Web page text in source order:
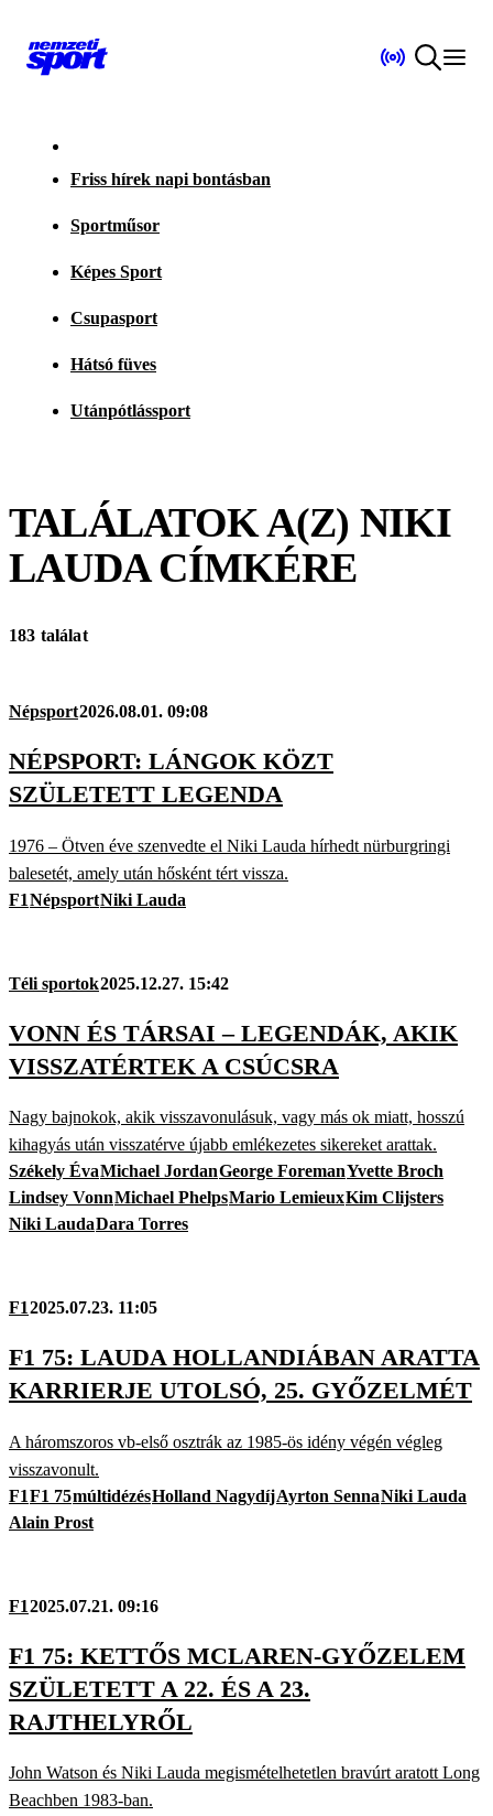
Friss hírek napi bontásban
Sportműsor
Képes Sport
Csupasport
Hátsó füves
Utánpótlássport
TALÁLATOK A(Z) NIKI
LAUDACÍMKÉRE
183 találat
Népsport2026.08.01. 09:08
NÉPSPORT: LÁNGOK KÖZT
SZÜLETETT LEGENDA
1976 – Ötven éve szenvedte el Niki Lauda hírhedt nürburgringi
balesetét, amely után hősként tért vissza.
F1NépsportNiki Lauda
Téli sportok2025.12.27. 15:42
VONN ÉS TÁRSAI – LEGENDÁK, AKIK
VISSZATÉRTEK A CSÚCSRA
Nagy bajnokok, akik visszavonulásuk, vagy más ok miatt, hosszú
kihagyás után visszatérve újabb emlékezetes sikereket arattak.
Székely ÉvaMichael JordanGeorge ForemanYvette Broch
Lindsey VonnMichael PhelpsMario LemieuxKim Clijsters
Niki LaudaDara Torres
F12025.07.23. 11:05
F1 75: LAUDA HOLLANDIÁBAN ARATTA
KARRIERJE UTOLSÓ, 25. GYŐZELMÉT
A háromszoros vb-első osztrák az 1985-ös idény végén végleg
visszavonult.
F1F1 75múltidézésHolland NagydíjAyrton SennaNiki Lauda
Alain Prost
F12025.07.21. 09:16
F1 75: KETTŐS MCLAREN-GYŐZELEM
SZÜLETETT A 22. ÉS A 23.
RAJTHELYRŐL
John Watson és Niki Lauda megismételhetetlen bravúrt aratott Long
Beachben 1983-ban.